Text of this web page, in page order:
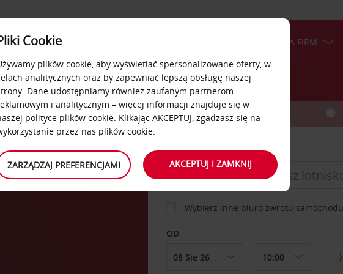
USŁUGI
OFERTA DLA FIRM
SAMOCHÓD
MIEJSCE ODBIORU
Wybierz inne biuro zwrotu samochodu
OD
Cookie
plików cookie, aby wyświetlać spersonalizowane oferty, w
analitycznych oraz by zapewniać lepszą obsługę naszej
Dane udostępniamy również zaufanym partnerom
i analitycznym – więcej informacji znajduje się w
polityce plików cookie. Klikając AKCEPTUJ, zgadzasz się na
przez nas plików cookie.
ZARZĄDZAJ PREFERENCJAMI AKCEPTUJ I ZAMKNIJ